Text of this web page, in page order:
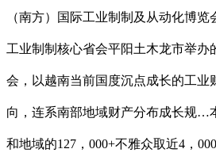
（南方）国际工业制制及从动化博
工业制制核心省会平阳土木龙市举办
会，以越南当前国度沉点成长的工业
向，连系南部地域财产分布成长规…
和地域的127，000+不雅众取近4，